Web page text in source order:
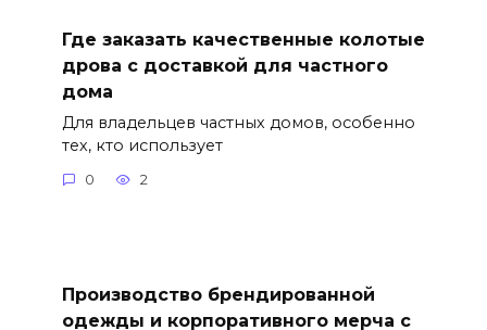
Где заказать качественные колотые
дрова с доставкой для частного
дома
Для владельцев частных домов, особенно
тех, кто использует
0 2
Производство брендированной
одежды и корпоративного мерча с